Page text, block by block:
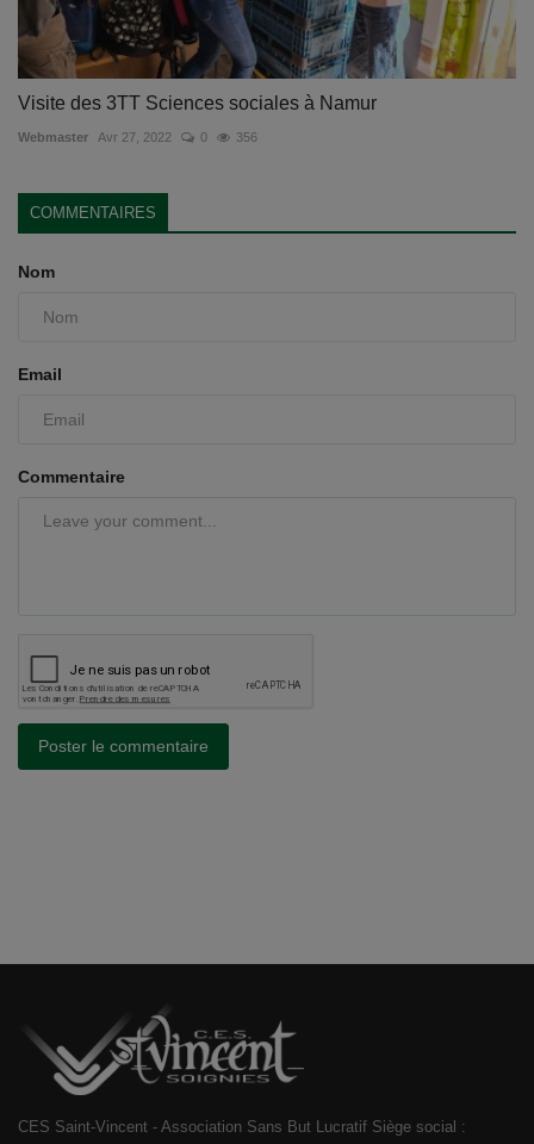
Visite des 3TT Sciences sociales à Namur
Webmaster Avr 27, 2022 0 356
COMMENTAIRES
Nom
Email
Commentaire
Poster le commentaire
CES Saint-Vincent - Association Sans But Lucratif Siège social :